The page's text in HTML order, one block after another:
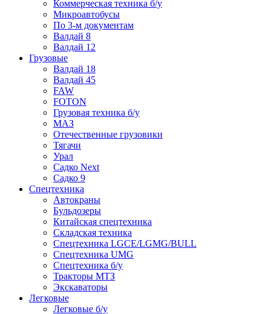
Коммерческая техника б/у
Микроавтобусы
По 3-м документам
Валдай 8
Валдай 12
Грузовые
Валдай 18
Валдай 45
FAW
FOTON
Грузовая техника б/у
МАЗ
Отечественные грузовики
Тягачи
Урал
Садко Next
Садко 9
Спецтехника
Автокраны
Бульдозеры
Китайская спецтехника
Складская техника
Спецтехника LGCE/LGMG/BULL
Спецтехника UMG
Спецтехника б/у
Тракторы МТЗ
Экскаваторы
Легковые
Легковые б/у